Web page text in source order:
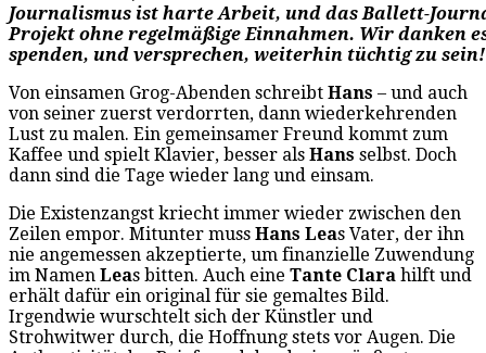
Journalismus ist harte Arbeit, und das Ballett-
Projekt ohne regelmäßige Einnahmen. Wir danken
spenden, und versprechen, weiterhin tüchtig zu sein!
Von einsamen Grog-Abenden schreibt Hans – und auch
von seiner zuerst verdorrten, dann wiederkehrenden
Lust zu malen. Ein gemeinsamer Freund kommt zum
Kaffee und spielt Klavier, besser als Hans selbst. Doch
dann sind die Tage wieder lang und einsam.
Die Existenzangst kriecht immer wieder zwischen den
Zeilen empor. Mitunter muss Hans Leas Vater, der ihn
nie angemessen akzeptierte, um finanzielle Zuwendung
im Namen Leas bitten. Auch eine Tante Clara hilft und
erhält dafür ein original für sie gemaltes Bild.
Irgendwie wurschtelt sich der Künstler und
Strohwitwer durch, die Hoffnung stets vor Augen. Die